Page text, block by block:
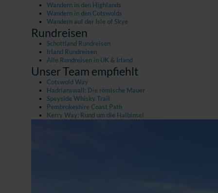
Wandern in den Highlands
Wandern in den Cotswolds
Wandern auf der Isle of Skye
Rundreisen
Schottland Rundreisen
Irland Rundreisen
Alle Rundreisen in UK & Irland
Unser Team empfiehlt
Cotswold Way
Hadrianswall: Die römische Mauer
Speyside Whisky Trail
Pembrokeshire Coast Path
Kerry Way: Rund um die Halbinsel